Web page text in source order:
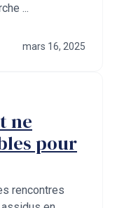
...
mars 16, 2025
ne
pour
rencontres